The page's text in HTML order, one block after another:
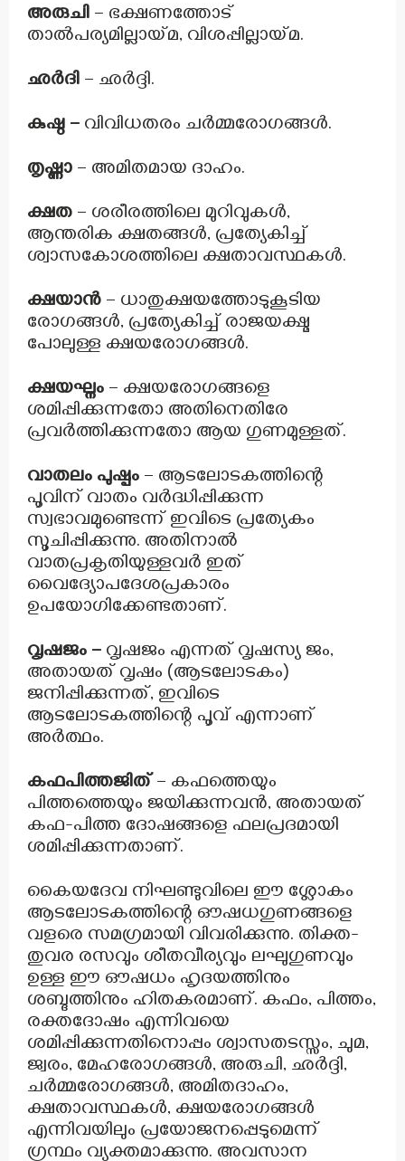
അരുചി – ഭക്ഷണത്തോട്
താൽപര്യമില്ലായ്മ, വിശപ്പില്ലായ്മ.
ഛർദി – ഛർദ്ദി.
കുഷ്ഠ – വിവിധതരം ചർമ്മരോഗങ്ങൾ.
തൃഷ്ണാ – അമിതമായ ദാഹം.
ക്ഷത – ശരീരത്തിലെ മുറിവുകൾ,
ആന്തരിക ക്ഷതങ്ങൾ, പ്രത്യേകിച്ച്
ശ്വാസകോശത്തിലെ ക്ഷതാവസ്ഥകൾ.
ക്ഷയാൻ – ധാതുക്ഷയത്തോടുകൂടിയ
രോഗങ്ങൾ, പ്രത്യേകിച്ച് രാജയക്ഷ്മ
പോലുള്ള ക്ഷയരോഗങ്ങൾ.
ക്ഷയഘ്നം – ക്ഷയരോഗങ്ങളെ
ശമിപ്പിക്കുന്നതോ അതിനെതിരേ
പ്രവർത്തിക്കുന്നതോ ആയ ഗുണമുള്ളത്.
വാതലം പുഷ്പം – ആടലോടകത്തിന്റെ
പൂവിന് വാതം വർദ്ധിപ്പിക്കുന്ന
സ്വഭാവമുണ്ടെന്ന് ഇവിടെ പ്രത്യേകം
സൂചിപ്പിക്കുന്നു. അതിനാൽ
വാതപ്രകൃതിയുള്ളവർ ഇത്
വൈദ്യോപദേശപ്രകാരം
ഉപയോഗിക്കേണ്ടതാണ്.
വൃഷജം – വൃഷജം എന്നത് വൃഷസ്യ ജം,
അതായത് വൃഷം (ആടലോടകം)
ജനിപ്പിക്കുന്നത്, ഇവിടെ
ആടലോടകത്തിന്റെ പൂവ് എന്നാണ്
അർത്ഥം.
കഫപിത്തജിത് – കഫത്തെയും
പിത്തത്തെയും ജയിക്കുന്നവൻ, അതായത്
കഫ-പിത്ത ദോഷങ്ങളെ ഫലപ്രദമായി
ശമിപ്പിക്കുന്നതാണ്.
കൈയദേവ നിഘണ്ടുവിലെ ഈ ശ്ലോകം
ആടലോടകത്തിന്റെ ഔഷധഗുണങ്ങളെ
വളരെ സമഗ്രമായി വിവരിക്കുന്നു. തിക്ത-
തുവര രസവും ശീതവീര്യവും ലഘുഗുണവും
ഉള്ള ഈ ഔഷധം ഹൃദയത്തിനും
ശബ്ദത്തിനും ഹിതകരമാണ്. കഫം, പിത്തം,
രക്തദോഷം എന്നിവയെ
ശമിപ്പിക്കുന്നതിനൊപ്പം ശ്വാസതടസ്സം, ചുമ,
ജ്വരം, മേഹരോഗങ്ങൾ, അരുചി, ഛർദ്ദി,
ചർമ്മരോഗങ്ങൾ, അമിതദാഹം,
ക്ഷതാവസ്ഥകൾ, ക്ഷയരോഗങ്ങൾ
എന്നിവയിലും പ്രയോജനപ്പെടുമെന്ന്
ഗ്രന്ഥം വ്യക്തമാക്കുന്നു. അവസാന